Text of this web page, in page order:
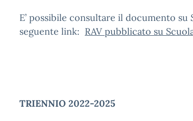
E’ possibile consultare il documento su
seguente link: RAV pubblicato su
TRIENNIO 2022-2025